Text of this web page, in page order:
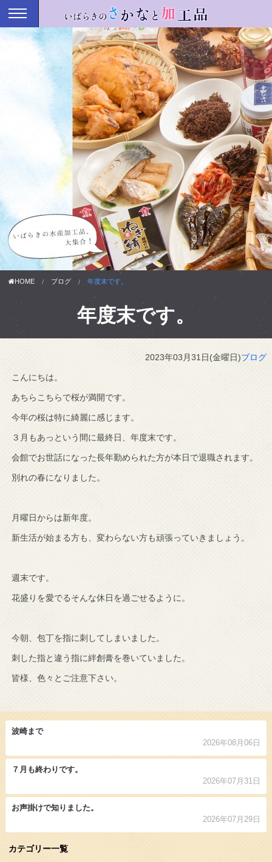
HOME ブログ 年度末です。
年度末です。
2023年03月31日(金曜日)ブログ
こんにちは。
あちらこちらで桜が満開です。
今年の桜は特に綺麗に感じます。
３月もあっという間に最終日、年度末です。
会館でお世話になった長年勤められた方が本日で退職されます。
別れの春になりました。
月曜日からは新年度。
新生活が始まる方も、変わらない方も頑張っていきましょう。
週末です。
花盛りを愛でるそんな休日を過ごせるように。
今朝、包丁を指に刺してしまいました。
刺した指と違う指に絆創膏を巻いていました。
皆様、色々とご注意下さい。
波崎まで
2026年08月06日
７月も終わりです。
2026年07月31日
お声掛けで知りました。
2026年07月29日
カテゴリー一覧